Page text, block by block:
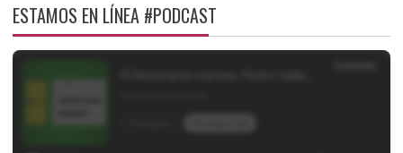
ESTAMOS EN LÍNEA #PODCAST